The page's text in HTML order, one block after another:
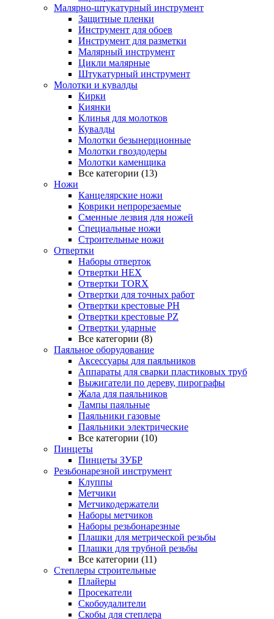
Малярно-штукатурный инструмент
Защитные пленки
Инструмент для обоев
Инструмент для разметки
Малярный инструмент
Цикли малярные
Штукатурный инструмент
Молотки и кувалды
Кирки
Киянки
Клинья для молотков
Кувалды
Молотки безынерционные
Молотки гвоздодеры
Молотки каменщика
Все категории (13)
Ножи
Канцелярские ножи
Коврики непрорезаемые
Сменные лезвия для ножей
Специальные ножи
Строительные ножи
Отвертки
Наборы отверток
Отвертки HEX
Отвертки TORX
Отвертки для точных работ
Отвертки крестовые PH
Отвертки крестовые PZ
Отвертки ударные
Все категории (8)
Паяльное оборудование
Аксессуары для паяльников
Аппараты для сварки пластиковых труб
Выжигатели по дереву, пирографы
Жала для паяльников
Лампы паяльные
Паяльники газовые
Паяльники электрические
Все категории (10)
Пинцеты
Пинцеты ЗУБР
Резьбонарезной инструмент
Клуппы
Метчики
Метчикодержатели
Наборы метчиков
Наборы резьбонарезные
Плашки для метрической резьбы
Плашки для трубной резьбы
Все категории (11)
Степлеры строительные
Плайеры
Просекатели
Скобоудалители
Скобы для степлера